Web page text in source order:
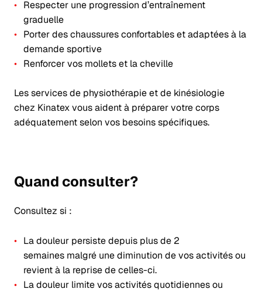
Respecter une progression d’entraînement
graduelle
Porter des chaussures confortables et adaptées à la
demande sportive
Renforcer vos mollets et la cheville
Les services de physiothérapie et de kinésiologie
chez Kinatex vous aident à préparer votre corps
adéquatement selon vos besoins spécifiques.
Quand consulter?
Consultez si :
La douleur persiste depuis plus de 2
semaines malgré une diminution de vos activités ou
revient à la reprise de celles-ci.
La douleur limite vos activités quotidiennes ou